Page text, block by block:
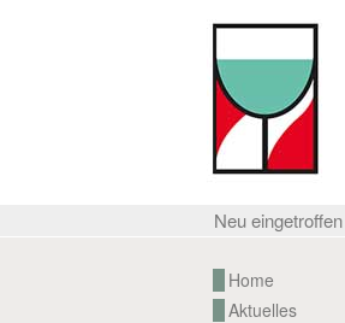
Neu eingetroffen
Home
Aktuelles